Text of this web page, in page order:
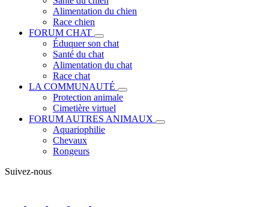
Alimentation du chien
Race chien
FORUM CHAT
Éduquer son chat
Santé du chat
Alimentation du chat
Race chat
LA COMMUNAUTÉ
Protection animale
Cimetière virtuel
FORUM AUTRES ANIMAUX
Aquariophilie
Chevaux
Rongeurs
Suivez-nous